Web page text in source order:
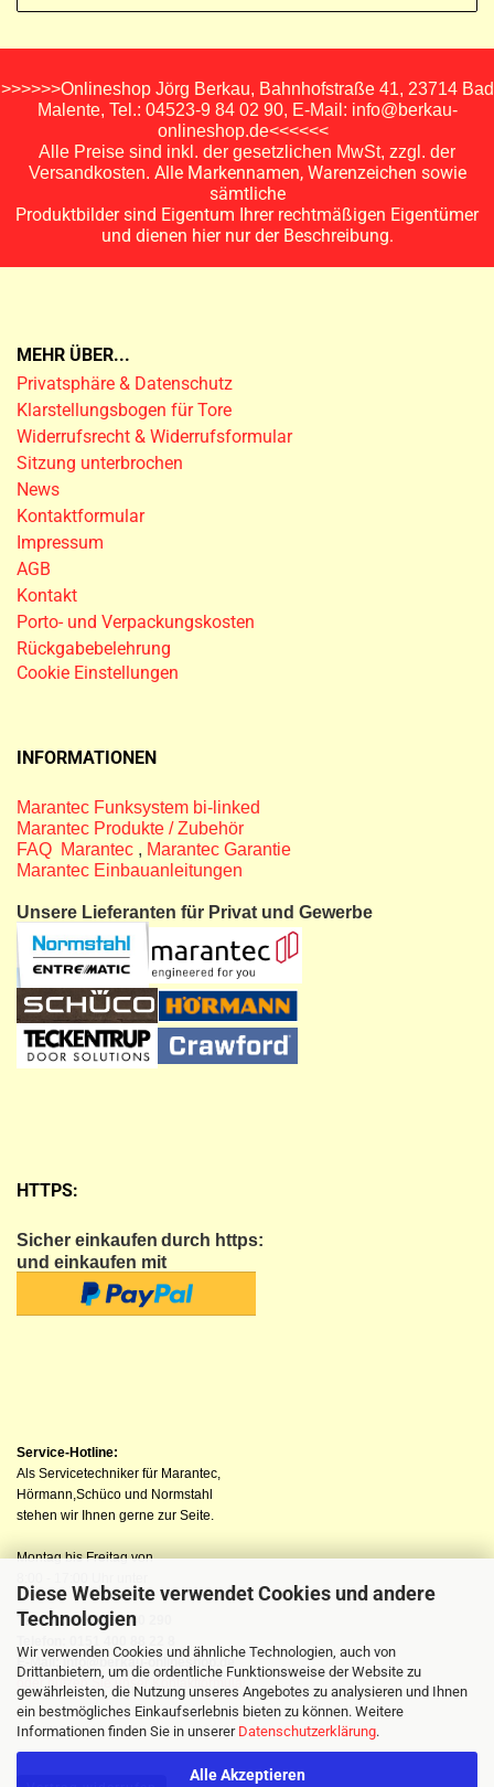
Diese Webseite verwendet Cookies und andere
Technologien
Wir verwenden Cookies und ähnliche Technologien, auch von
Drittanbietern, um die ordentliche Funktionsweise der Website zu
gewährleisten, die Nutzung unseres Angebotes zu analysieren und Ihnen
ein bestmögliches Einkaufserlebnis bieten zu können. Weitere
Informationen finden Sie in unserer Datenschutzerklärung.
Alle Akzeptieren
>>>>>>Onlineshop Jörg Berkau, Bahnhofstraße 41, 23714 Bad
Malente, Tel.: 04523-9 84 02 90, E-Mail: info@berkau-
onlineshop.de<<<<<<
Alle Preise sind inkl. der gesetzlichen MwSt, zzgl. der
Versandkosten. Alle Markennamen, Warenzeichen sowie
sämtliche
Produktbilder sind Eigentum Ihrer rechtmäßigen Eigentümer
und dienen hier nur der Beschreibung.
MEHR ÜBER...
Privatsphäre & Datenschutz
Klarstellungsbogen für Tore
Widerrufsrecht & Widerrufsformular
Sitzung unterbrochen
News
Kontaktformular
Impressum
AGB
Kontakt
Porto- und Verpackungskosten
Rückgabebelehrung
Cookie Einstellungen
INFORMATIONEN
Marantec Funksystem bi-linked
Marantec Produkte / Zubehör
FAQ Marantec , Marantec Garantie
Marantec Einbauanleitungen
Unsere Lieferanten für Privat und Gewerbe
HTTPS:
Sicher einkaufen durch https:
und einkaufen mit
Service-Hotline:
Als Servicetechniker für Marantec,
Hörmann,Schüco und Normstahl
stehen wir Ihnen gerne zur Seite.
Montag bis Freitag von
Telefon: 04523 98 40 290
E-Mail: info@berkau-onlineshop.de
oder nutzen Sie unser Kontaktformular